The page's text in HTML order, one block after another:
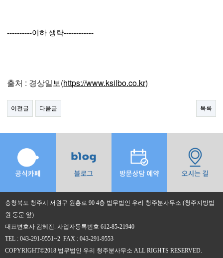
----------이하 생략------------
출처 : 경상일보(https://www.ksilbo.co.kr)
이전글 다음글 목록
충청북도 청주시 서원구 원흥로 90 4층 법무법인 우리 청주분사무소 (청주지방법
원 동문 앞)
대표변호사 김혜진. 사업자등록번호 612-85-21940
TEL : 043-291-9551~2 FAX : 043-291-9553
COPYRIGHT©2018 법무법인 우리 청주분사무소 ALL RIGHTS RESERVED.